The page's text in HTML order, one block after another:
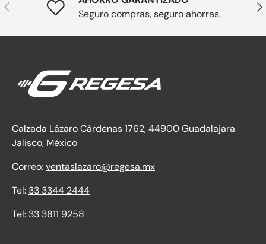
Anterior
Seguro compras, seguro ahorras.
Calzada Lázaro Cárdenas 1762, 44900 Guadalajara
Jalisco, México
Correo:ventaslazaro@regesa.mx
Tel: 33 3344 2444
Tel: 33 3811 9258